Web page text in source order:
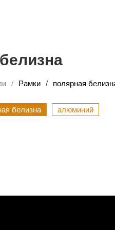
Рамки полярная
белизна алюминий